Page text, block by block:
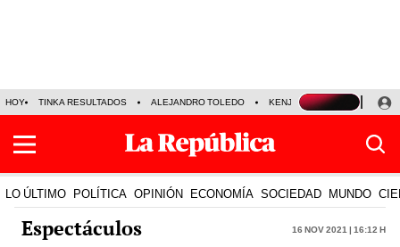
HOY TINKA RESULTADOS ALEJANDRO TOLEDO KENJI FUJIMORI
LO ÚLTIMO POLÍTICA OPINIÓN ECONOMÍA SOCIEDAD MUNDO
Espectáculos 16 Nov 2021 | 16:12 h